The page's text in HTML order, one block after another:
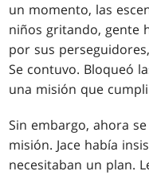
un momento, las
niños gritando, gente
por sus
Se contuvo. Bloqueó
una misión que
Sin embargo, ahora
misión. Jace había
necesitaban un plan.